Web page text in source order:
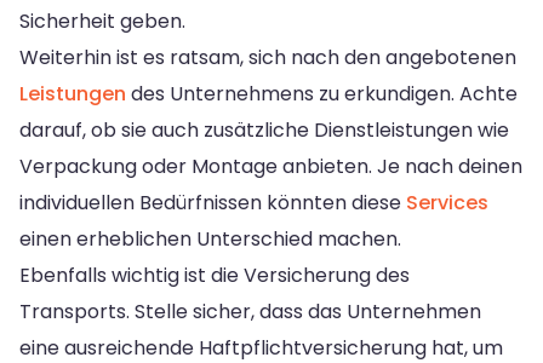
Sicherheit geben.
Weiterhin ist es ratsam, sich nach den angebotenen
Leistungen des Unternehmens zu erkundigen. Achte
darauf, ob sie auch zusätzliche Dienstleistungen wie
Verpackung oder Montage anbieten. Je nach deinen
individuellen Bedürfnissen könnten diese Services
einen erheblichen Unterschied machen.
Ebenfalls wichtig ist die Versicherung des
Transports. Stelle sicher, dass das Unternehmen
eine ausreichende Haftpflichtversicherung hat, um